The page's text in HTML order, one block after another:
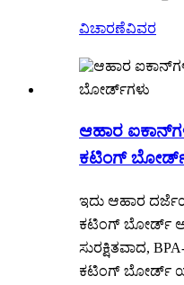
ವಿಚಾರಣೆವಿವರ
ಆಹಾರ
ಕಟಿಂಗ್
ಇದು ಆಹಾರ
ಕಟಿಂಗ್ ಬೋರ್ಡ್
ಸುರಕ್ಷಿತವಾದ,
ಕಟಿಂಗ್ ಬೋರ್ಡ್